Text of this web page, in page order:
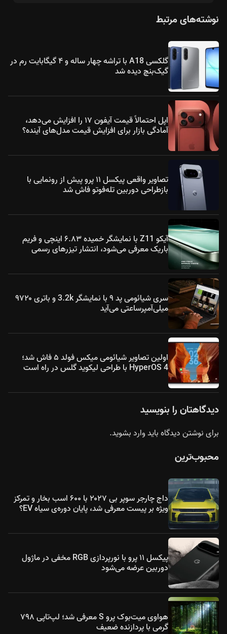
نوشته‌های مرتبط
گلکسی A18 با تراشه چهار ساله و ۴ گیگابایت رم در
گیک‌بنچ دیده شد
اپل احتمالاً قیمت آیفون ۱۷ را افزایش می‌دهد،
آمادگی بازار برای افزایش قیمت مدل‌های آینده؟
تصاویر واقعی پیکسل ۱۱ پرو پیش از رونمایی با
بازطراحی دوربین تله‌فوتو فاش شد
آیکو Z11 با نمایشگر خمیده ۶.۸۳ اینچی و فریم
باریک معرفی می‌شود، انتشار تیزرهای رسمی
سری شیائومی پد ۹ با نمایشگر 3.2k و باتری ۹۷۲۰
میلی‌آمپرساعتی می‌آید
اولین تصاویر شیائومی میکس فولد ۵ فاش شد؛
HyperOS 4 با طراحی لیکوید گلس در راه است
دیدگاهتان را بنویسید
برای نوشتن دیدگاه بایدوارد بشوید.
محبوب‌ترین
داج چارجر سوپر بی ۲۰۲۷ با ۶۰۰ اسب بخار و تمرکز
ویژه بر پیست معرفی شد، پایان دوره‌ی سیاه EV؟
پیکسل ۱۱ پرو با نورپردازی RGB مخفی در ماژول
دوربین عرضه می‌شود
هواوی میت‌بوک پرو S معرفی شد؛ لپ‌تاپی ۷۹۸
گرمی با پردازنده ضعیف